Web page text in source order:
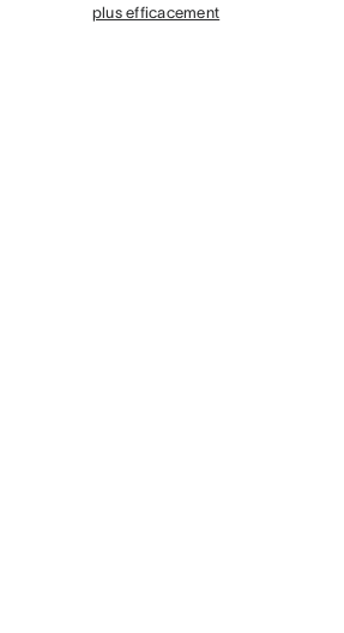
plus efficacement